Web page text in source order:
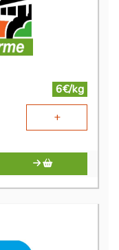
6€/kg
+